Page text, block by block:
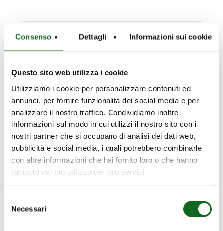
Consenso Dettagli Informazioni sui cookie
Questo sito web utilizza i cookie
Utilizziamo i cookie per personalizzare contenuti ed
annunci, per fornire funzionalità dei social media e per
analizzare il nostro traffico. Condividiamo inoltre
informazioni sul modo in cui utilizzi il nostro sito con i
nostri partner che si occupano di analisi dei dati web,
pubblicità e social media, i quali potrebbero combinarle
con altre informazioni che hai fornito loro o che hanno
raccolto dal tuo utilizzo dei loro servizi.
delNecessari